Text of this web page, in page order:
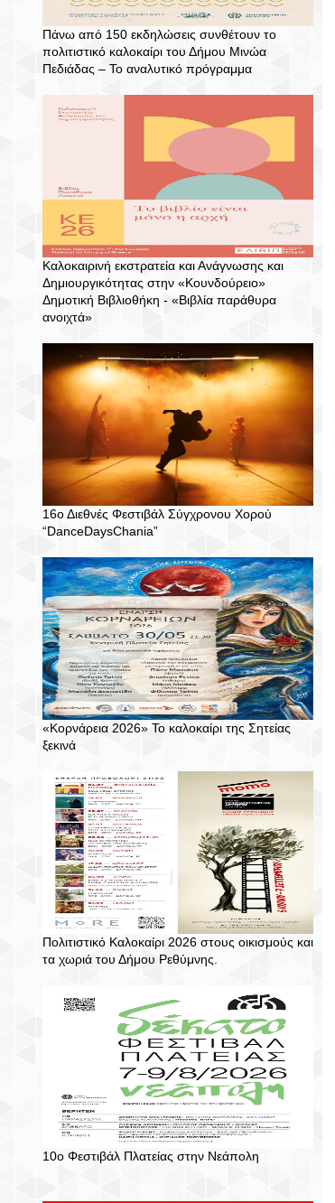
Πάνω από 150 εκδηλώσεις συνθέτουν το
πολιτιστικό καλοκαίρι του Δήμου Μινώα
Πεδιάδας – To αναλυτικό πρόγραμμα
Καλοκαιρινή εκστρατεία και Ανάγνωσης και
Δημιουργικότητας στην «Κουνδούρειο»
Δημοτική Βιβλιοθήκη - «Βιβλία παράθυρα
ανοιχτά»
16ο Διεθνές Φεστιβάλ Σύγχρονου Χορού
“DanceDaysChania”
«Κορνάρεια 2026» Το καλοκαίρι της Σητείας
ξεκινά
Πολιτιστικό Καλοκαίρι 2026 στους οικισμούς και
τα χωριά του Δήμου Ρεθύμνης.
10ο Φεστιβάλ Πλατείας στην Νεάπολη